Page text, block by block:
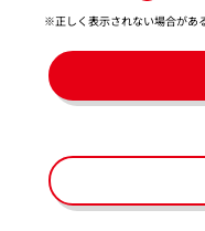
※正しく表示されない場合があ